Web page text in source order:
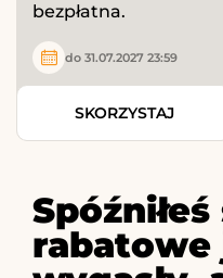
bezpłatna.
do 31.07.2027 23:59
SKORZYSTAJ
rabatowe